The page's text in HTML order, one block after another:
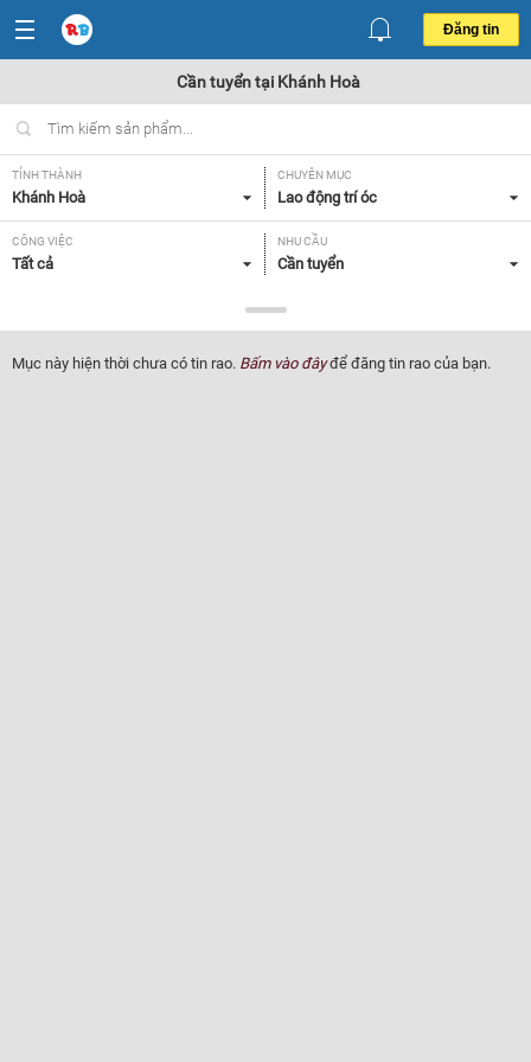
Đăng tin
Cần tuyển tại Khánh Hoà
TỈNH THÀNH
Khánh Hoà
CHUYÊN MỤC
Lao động trí óc
CÔNG VIỆC
Tất cả
NHU CẦU
Cần tuyển
Tất cả
Mục này hiện thời chưa có tin rao. Bấm vào đâyđể đăng tin rao của bạn.